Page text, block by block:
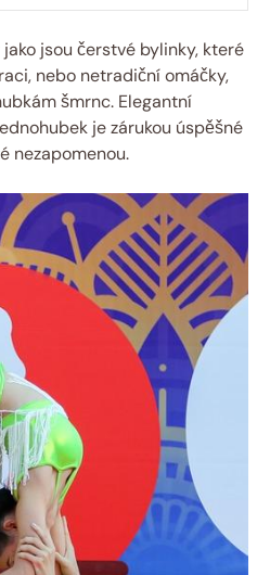
jsou čerstvé bylinky, které
nebo netradiční omáčky,
šmrnc. Elegantní
je zárukou úspěšné
nezapomenou.